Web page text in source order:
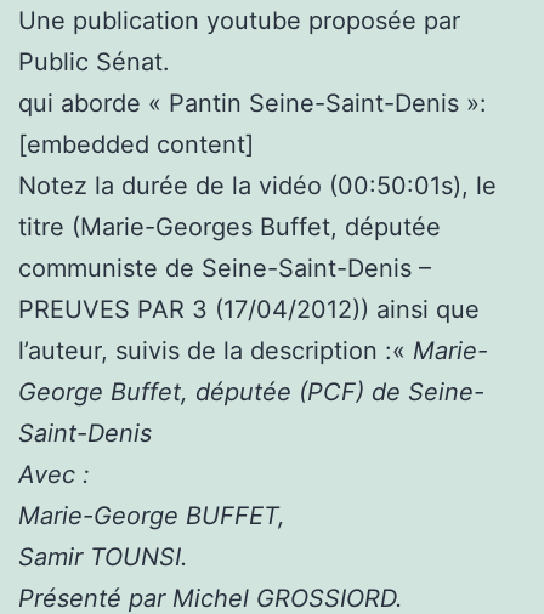
Une publication youtube proposée par
Public Sénat.
qui aborde « Pantin Seine-Saint-Denis »:
[embedded content]
Notez la durée de la vidéo (00:50:01s), le
titre (Marie-Georges Buffet, députée
communiste de Seine-Saint-Denis –
PREUVES PAR 3 (17/04/2012)) ainsi que
l’auteur, suivis de la description :« Marie-
George Buffet, députée (PCF) de Seine-
Saint-Denis
Avec :
Marie-George BUFFET,
Samir TOUNSI.
Présenté par Michel GROSSIORD.